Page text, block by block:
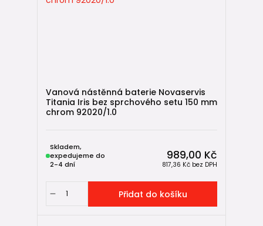
Vanová nástěnná baterie Novaservis
Titania Iris bez sprchového setu 150 mm
chrom 92020/1.0
989,00 Kč
817,36 Kč bez DPH
Skladem,
expedujeme do
2-4 dní
Přidat do košíku